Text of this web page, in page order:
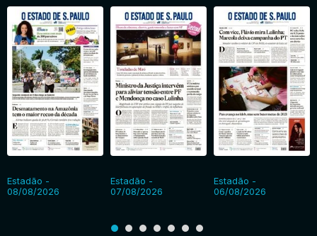
Estadão -
08/08/2026
Estadão -
07/08/2026
Estadão -
06/08/2026